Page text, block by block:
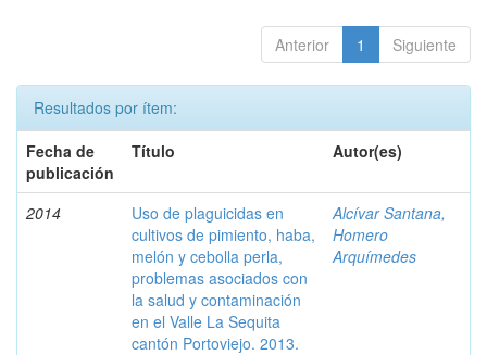
Anterior 1 Siguiente
Resultados por ítem:
Fecha de
publicación
Título Autor(es)
2014
Uso de plaguicidas en
cultivos de pimiento, haba,
melón y cebolla perla,
problemas asociados con
la salud y contaminación
en el Valle La Sequita
cantón Portoviejo. 2013.
Alcívar Santana,
Homero
Arquímedes